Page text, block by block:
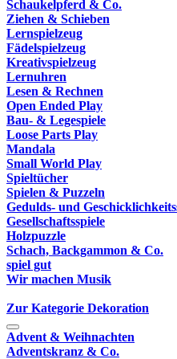
Schaukelpferd & Co.
Ziehen & Schieben
Lernspielzeug
Fädelspielzeug
Kreativspielzeug
Lernuhren
Lesen & Rechnen
Open Ended Play
Bau- & Legespiele
Loose Parts Play
Mandala
Small World Play
Spieltücher
Spielen & Puzzeln
Gedulds- und
Gesellschaftsspiele
Holzpuzzle
Schach, Backgammon & Co.
spiel gut
Wir machen Musik
Zur Kategorie Dekoration
Advent & Weihnachten
Adventskranz & Co.